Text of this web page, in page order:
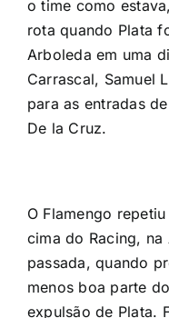
o time como
rota quando Plata
Arboleda em uma
Carrascal, Samuel
para as entradas
De la Cruz.
O Flamengo
cima do Racing, na
passada, quando
menos boa parte
expulsão de Plata.